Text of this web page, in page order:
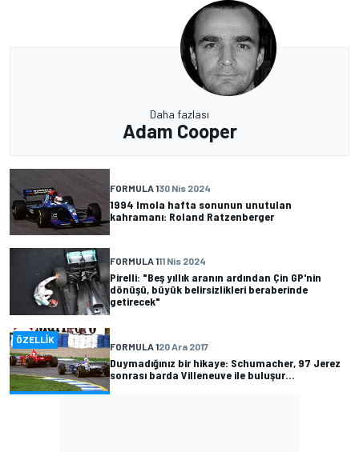
Daha fazlası
Adam Cooper
FORMULA 130 Nis 2024
1994 Imola hafta sonunun unutulan
kahramanı: Roland Ratzenberger
FORMULA 111 Nis 2024
Pirelli: "Beş yıllık aranın ardından Çin GP'nin
dönüşü, büyük belirsizlikleri beraberinde
getirecek"
ÖZELLIK
FORMULA 120 Ara 2017
Duymadığınız bir hikaye: Schumacher, 97 Jerez
sonrası barda Villeneuve ile buluşur...